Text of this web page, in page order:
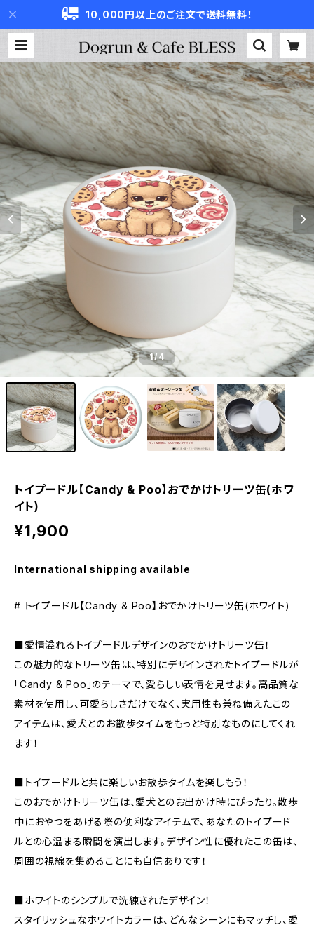
10,000円以上のご注文で送料無料！
1/4
トイプードル【Candy & Poo】おでかけトリーツ缶(ホワ
イト)
¥1,900
International shipping available
# トイプードル【Candy & Poo】おでかけトリーツ缶(ホワイト)
■愛情溢れるトイプードルデザインのおでかけトリーツ缶！
この魅力的なトリーツ缶は、特別にデザインされたトイプードルが
「Candy & Poo」のテーマで、愛らしい表情を見せます。高品質な
素材を使用し、可愛らしさだけでなく、実用性も兼ね備えたこの
アイテムは、愛犬とのお散歩タイムをもっと特別なものにしてくれ
ます！
■トイプードルと共に楽しいお散歩タイムを楽しもう！
このおでかけトリーツ缶は、愛犬とのお出かけ時にぴったり。散歩
中におやつをあげる際の便利なアイテムで、あなたのトイプード
ルとの心温まる瞬間を演出します。デザイン性に優れたこの缶は、
周囲の視線を集めることにも自信ありです！
■ホワイトのシンプルで洗練されたデザイン！
スタイリッシュなホワイトカラーは、どんなシーンにもマッチし、愛